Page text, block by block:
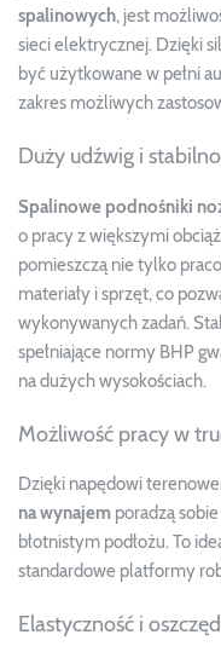
spalinowych, jest
sieci elektrycznej. Dzięki
być użytkowane w pełni
zakres możliwych
Duży udźwig i
Spalinowe podnośniki
o pracy z większymi
pomieszczą nie tylko
materiały i sprzęt, co
wykonywanych zadań.
spełniające normy BHP
na dużych wysokościach.
Możliwość pracy w
Dzięki napędowi
na wynajem poradzą
błotnistym podłożu. To
standardowe platformy
Elastyczność i